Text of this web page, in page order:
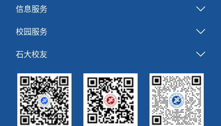
信息服务
校园服务
石大校友